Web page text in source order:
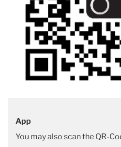
App
You may also scan the QR-